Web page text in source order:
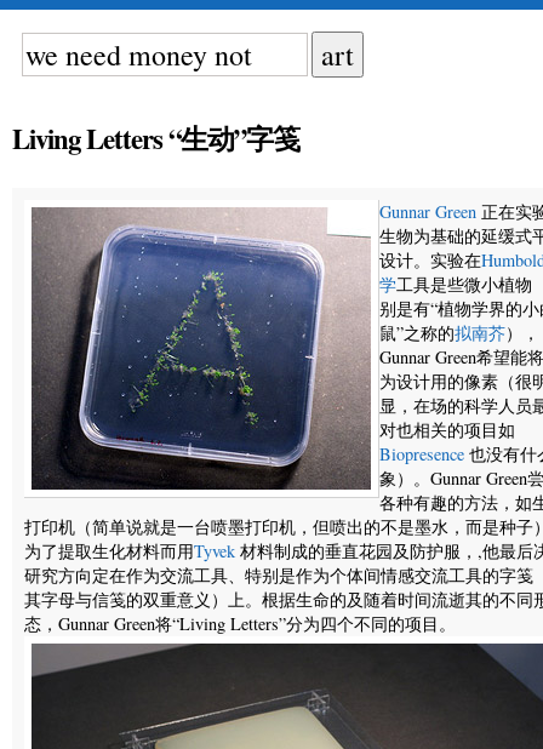
Living Letters “生动”字笺
Gunnar Green 正在实
生物为基础的延缓式
设计。实验在
学工具是些微小植物
别是有“植物学界的
鼠”之称的拟南芥），
Gunnar Green希望能
为设计用的像素（很
显，在场的科学人员
对也相关的项目如
Biopresence 也没有什
象）。Gunnar Green
各种有趣的方法，如
打印机（简单说就是一台喷墨打印机，但喷出的不是墨水，而是种子
为了提取生化材料而用Tyvek 材料制成的垂直花园及防护服，,他最后
研究方向定在作为交流工具、特别是作为个体间情感交流工具的字笺
其字母与信笺的双重意义）上。根据生命的及随着时间流逝其的不同
态，Gunnar Green将“Living Letters”分为四个不同的项目。